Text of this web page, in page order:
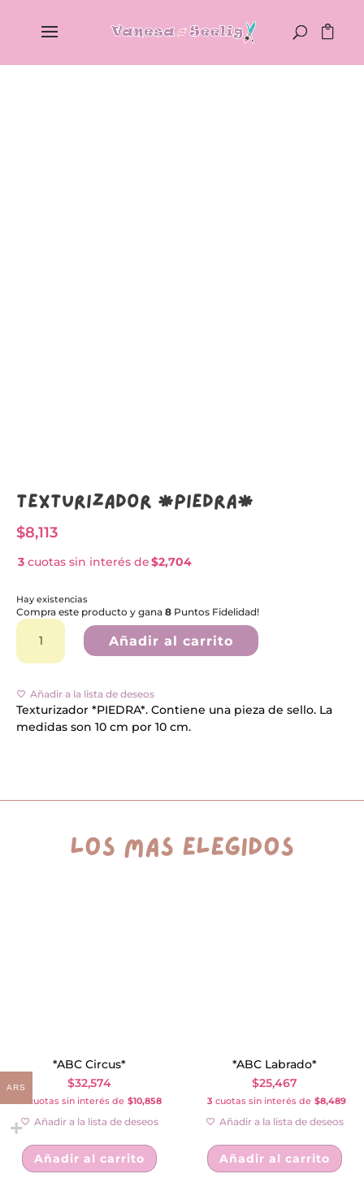
Texturizador *PIEDRA*
$8,113
3 cuotas sin interés de$2,704
Hay existencias
Compra este producto y gana8 Puntos Fidelidad!
Texturizador
*PIEDRA*
Añadir al carrito
t
Añadir a la lista de deseos
Texturizador *PIEDRA*. Contiene una pieza de sello. La
medidas son 10 cm por 10 cm.
los más elegidos
*ABC Circus*
$32,574
cuotas sin interés de $10,858
Añadir a la lista de deseos
Añadir al carrito
*ABC Labrado*
$25,467
3 cuotas sin interés de $8,489
Añadir a la lista de deseos
Añadir al carrito
ARS